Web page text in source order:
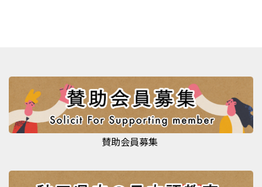
賛助会員募集